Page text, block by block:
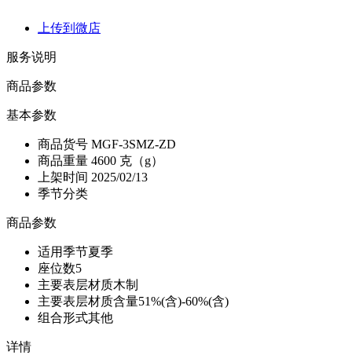
上传到微店
服务说明
商品参数
基本参数
商品货号 MGF-3SMZ-ZD
商品重量 4600 克（g）
上架时间 2025/02/13
季节分类
商品参数
适用季节夏季
座位数5
主要表层材质木制
主要表层材质含量51%(含)-60%(含)
组合形式其他
详情